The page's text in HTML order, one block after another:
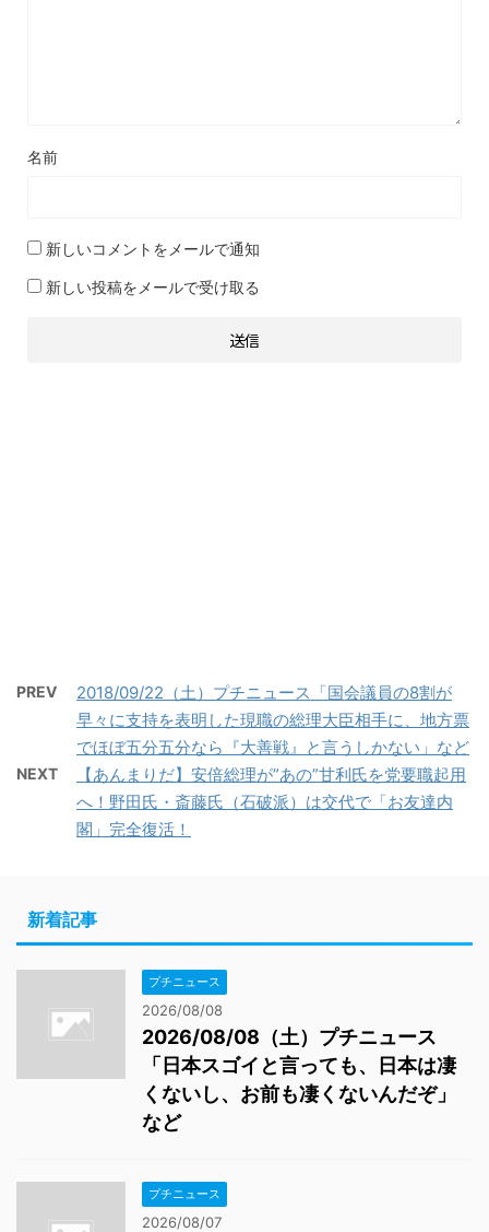
名前
新しいコメントをメールで通知
新しい投稿をメールで受け取る
PREV
2018/09/22（土）プチニュース「国会議員の8割が
早々に支持を表明した現職の総理大臣相手に、地方票
でほぼ五分五分なら『大善戦』と言うしかない」など
NEXT
【あんまりだ】安倍総理が”あの”甘利氏を党要職起用
へ！野田氏・斎藤氏（石破派）は交代で「お友達内
閣」完全復活！
新着記事
プチニュース
2026/08/08
2026/08/08（土）プチニュース
「日本スゴイと言っても、日本は凄
くないし、お前も凄くないんだぞ」
など
プチニュース
2026/08/07